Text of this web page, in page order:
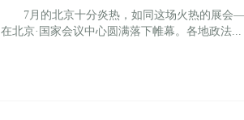
7月的北京十分炎热，如同这场火热的展会
在北京·国家会议中心圆满落下帷幕。各地政法...